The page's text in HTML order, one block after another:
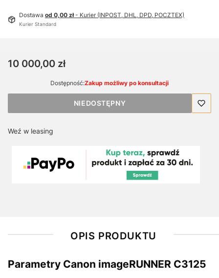
Dostawa od 0,00 zł- Kurier (INPOST, DHL, DPD, POCZTEX)
Kurier Standard
Cena
10 000,00 zł
Dostępność:Zakup możliwy po konsultacji
NIEDOSTĘPNY
Weź w leasing
OPIS PRODUKTU
Parametry Canon imageRUNNER C3125